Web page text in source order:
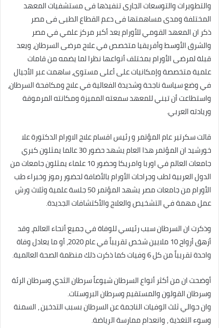
والتطويرات والتوسعات الجارى تنفيذها فى مستشفيات المعهد
المختلفة ومدى مساهمتها فى دعم القطاع الطبى فى مصر
ذكر ان المعهد القومي للأورام يعد أكبر مركز علمي في مصر
والشرق الأوسط وأفريقيا متخصص في علاج مرضى السرطان، ويعد
قبلة لمرضى الأورام بمختلف أنواعها نظرا لما يضمه من قامات
علمية متخصصة وإمكانيات على أعلى مستوى، ساهمت عبر الأجيال
في وضع سياسة ناجحة وشديدة الفعالية في علاج ومكافحة السرطان،
واستطاعت أن تبني للمعهد سمعته المميزة ومكانته المرموقة
وريادته العربي.
قالت سكرتير عام المؤتمر و رئيس اقسام علاج الاورام الدكتورة علا
خورشيد ان المؤتمر هذا العام يشهد حضور 30 عالما يمثلون كبري
جامعات العالم في اوربا وامريكا وحضور 10 علماء يمثلون جامعات من
الدول العربية لطب وجراحات الأورام بالأضافة لحضور رموز وخبراء طب
الأورام من جامعات مصر يشهد المؤتمر 50 جلسة علمية وثلاث ورش
عمل مهمة في التشخيص والعلاج والأكتشافات الجديدة.
وذكرت ان السرطان سبب رئيسي للوفاة في جميع أنحاء العالم، وقد
أزهق أرواح 10 ملايين شخص تقريباً في عام 2020، أو ما يعادل وفاة
واحدة تقريباً من كل 6 وفيات كما ذكرت ذلك منظمة الصحة العالمية.
أوضحت ان من أكثر أنواع السرطان شيوعاً سرطان الثدي وسرطان الرئة
وسرطان القولون والمستقيم وسرطان البروستات.
وان حوالي ثلث الوفيات الناجمة عن السرطان بسبب التدخين ، السمنة
وسوء التغذية ، وانعدام ممارسة الرياضة.